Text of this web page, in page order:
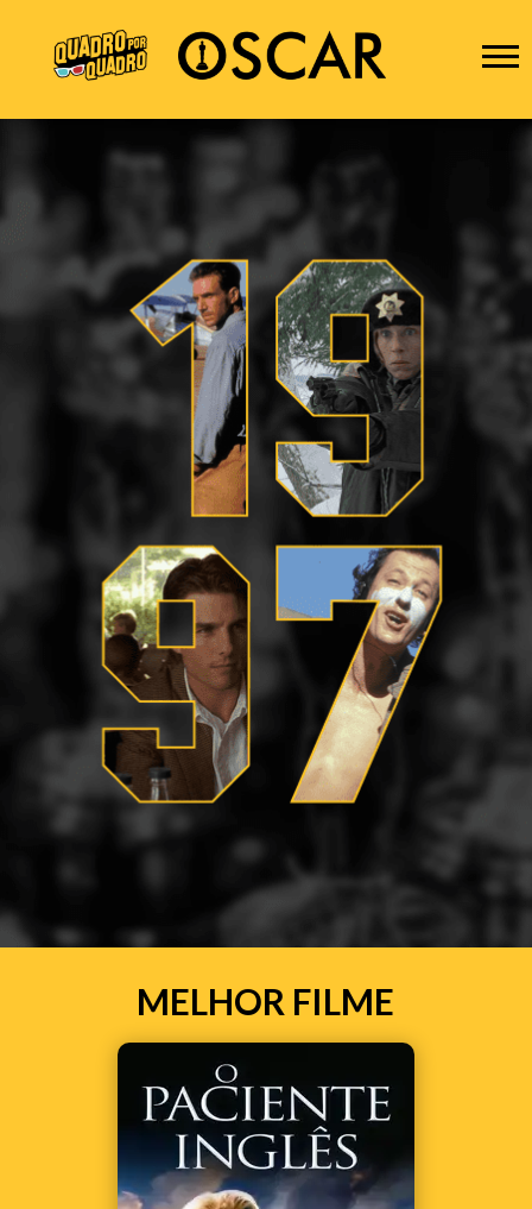
MELHOR FILME